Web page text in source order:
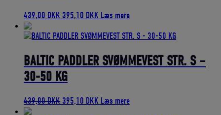
439,00DKK Den
pris
439,00 DKK.
395,10 DKK Den
pris
395,10 DKK.
Læs mere
BALTIC PADDLER SVØMMEVEST STR. S –
30-50 KG
439,00DKK Den
395,10 DKK Den
Læs mere